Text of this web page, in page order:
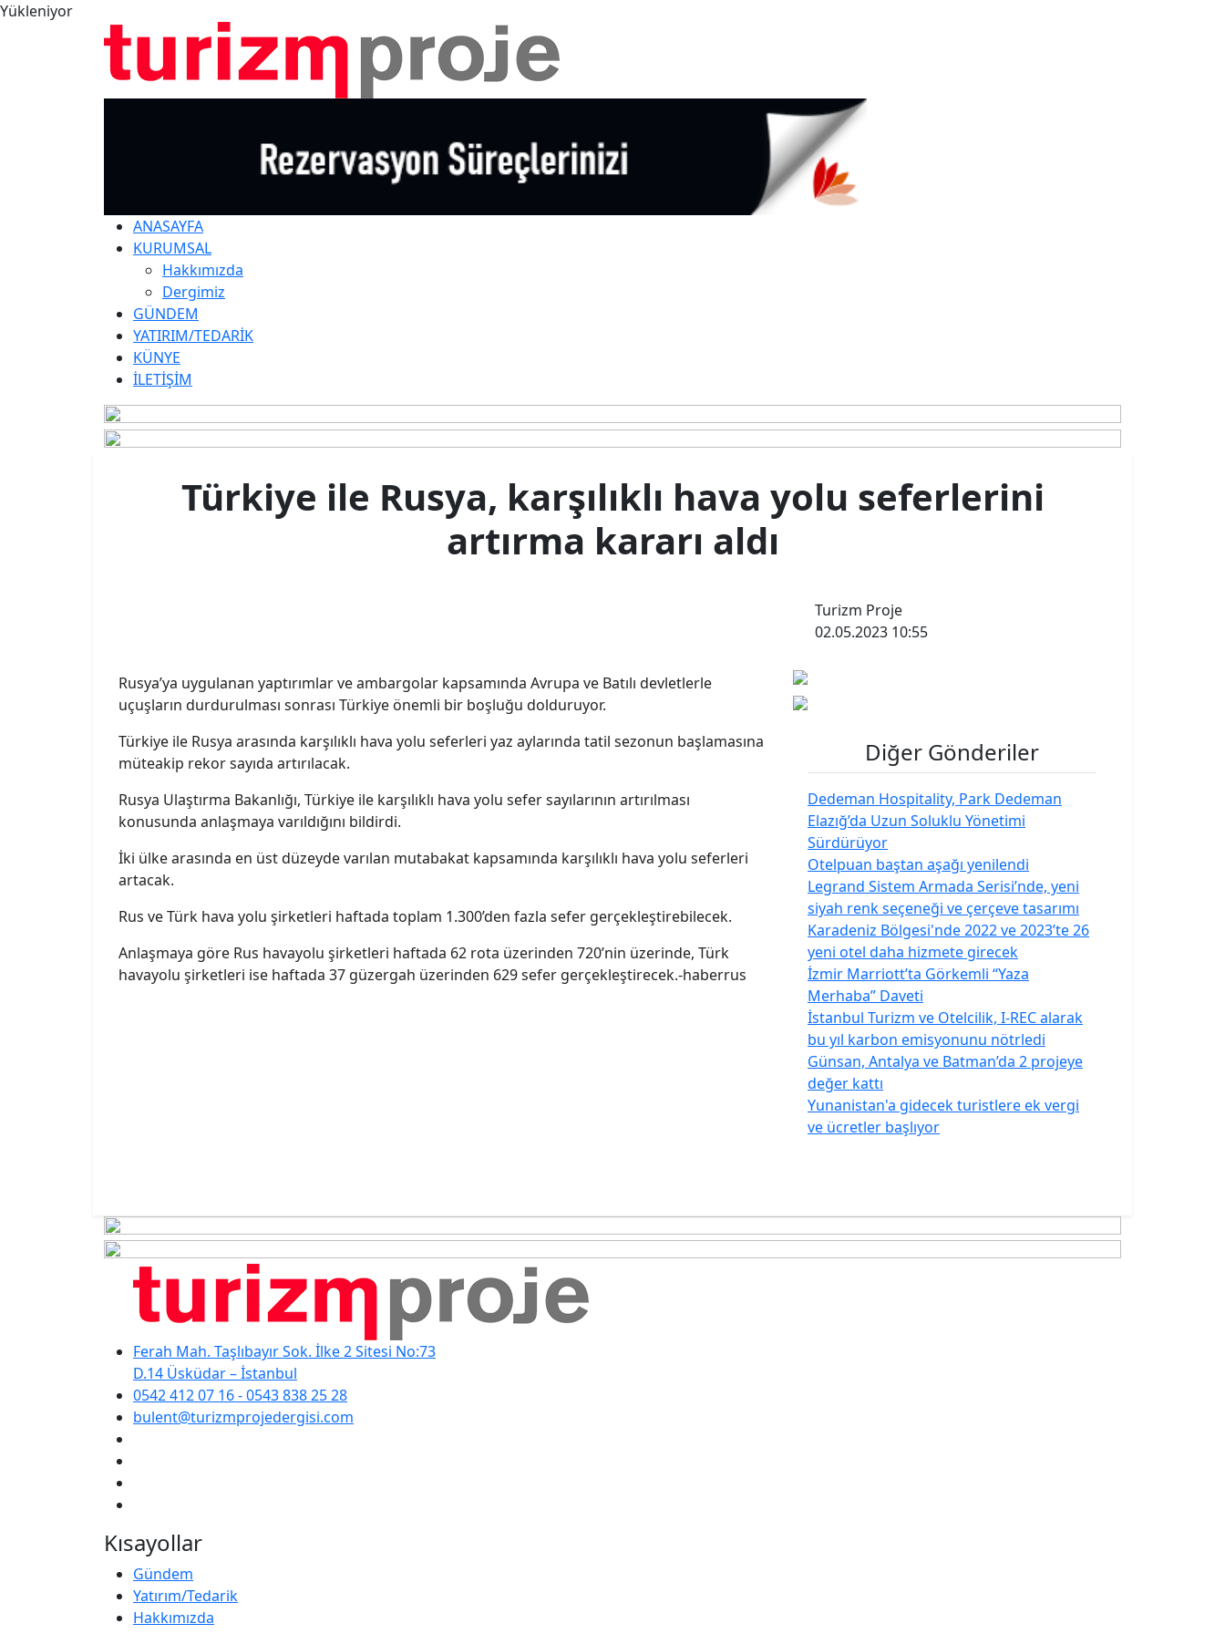
Yükleniyor
ANASAYFA
KURUMSAL
Hakkımızda
Dergimiz
GÜNDEM
YATIRIM/TEDARİK
KÜNYE
İLETİŞİM
Türkiye ile Rusya, karşılıklı hava yolu seferlerini
artırma kararı aldı
Rusya’ya uygulanan yaptırımlar ve ambargolar kapsamında Avrupa ve Batılı devletlerle
uçuşların durdurulması sonrası Türkiye önemli bir boşluğu dolduruyor.
Türkiye ile Rusya arasında karşılıklı hava yolu seferleri yaz aylarında tatil sezonun başlamasına
müteakip rekor sayıda artırılacak.
Rusya Ulaştırma Bakanlığı, Türkiye ile karşılıklı hava yolu sefer sayılarının artırılması
konusunda anlaşmaya varıldığını bildirdi.
İki ülke arasında en üst düzeyde varılan mutabakat kapsamında karşılıklı hava yolu seferleri
artacak.
Rus ve Türk hava yolu şirketleri haftada toplam 1.300’den fazla sefer gerçekleştirebilecek.
Anlaşmaya göre Rus havayolu şirketleri haftada 62 rota üzerinden 720’nin üzerinde, Türk
havayolu şirketleri ise haftada 37 güzergah üzerinden 629 sefer gerçekleştirecek.-haberrus
Turizm Proje
02.05.2023 10:55
Diğer Gönderiler
Dedeman Hospitality, Park Dedeman
Elazığ’da Uzun Soluklu Yönetimi
Sürdürüyor
Otelpuan baştan aşağı yenilendi
Legrand Sistem Armada Serisi’nde, yeni
siyah renk seçeneği ve çerçeve tasarımı
Karadeniz Bölgesi'nde 2022 ve 2023’te 26
yeni otel daha hizmete girecek
İzmir Marriott’ta Görkemli “Yaza
Merhaba” Daveti
İstanbul Turizm ve Otelcilik, I-REC alarak
bu yıl karbon emisyonunu nötrledi
Günsan, Antalya ve Batman’da 2 projeye
değer kattı
Yunanistan'a gidecek turistlere ek vergi
ve ücretler başlıyor
Ferah Mah. Taşlıbayır Sok. İlke 2 Sitesi No:73
D.14 Üsküdar – İstanbul
0542 412 07 16 - 0543 838 25 28
bulent@turizmprojedergisi.com
Kısayollar
Gündem
Yatırım/Tedarik
Hakkımızda